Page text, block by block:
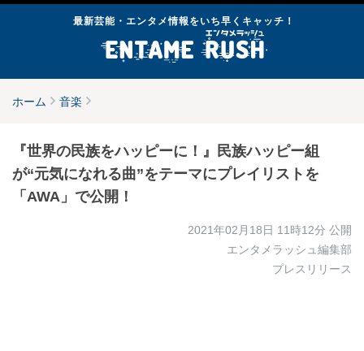
最新芸能・エンタメ情報をいち早くキャッチ！
ホーム 音楽
『世界の民族をハッピーに！』民族ハッピー組
が“元気になれる曲”をテーマにプレイリストを
「AWA」で公開！
2021年02月18日 11時12分 公開
エンタメラッシュ編集部
プレスリリース